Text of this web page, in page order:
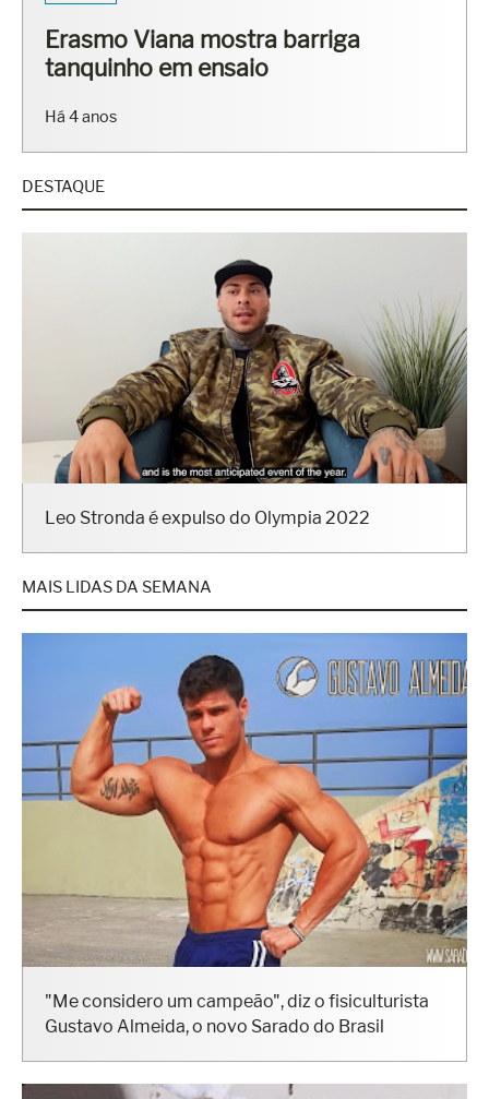
Erasmo Viana mostra barriga
tanquinho em ensaio
Há 4 anos
DESTAQUE
Leo Stronda é expulso do Olympia 2022
MAIS LIDAS DA SEMANA
"Me considero um campeão", diz o fisiculturista
Gustavo Almeida, o novo Sarado do Brasil